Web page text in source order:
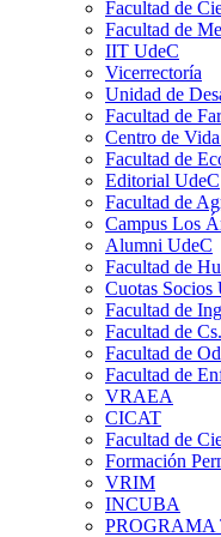
Facultad de
Facultad de
IIT UdeC
Vicerrectoría
Unidad de
Facultad de
Centro de
Facultad de
Editorial UdeC
Facultad de
Campus Los
Alumni UdeC
Facultad de
Cuotas Socios
Facultad de
Facultad de
Facultad de
Facultad de
VRAEA
CICAT
Facultad de
Formación
VRIM
INCUBA
PROGRAMA